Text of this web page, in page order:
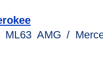
ML63 AMG /